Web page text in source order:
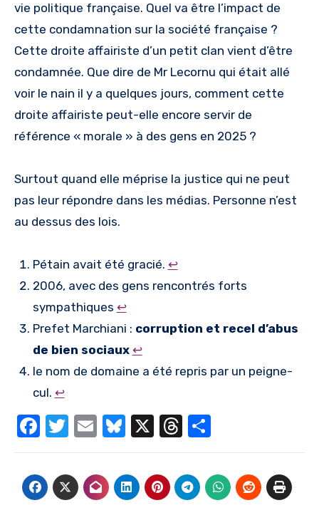
vie politique française. Quel va être l’impact de
cette condamnation sur la société française ?
Cette droite affairiste d’un petit clan vient d’être
condamnée. Que dire de Mr Lecornu qui était allé
voir le nain il y a quelques jours, comment cette
droite affairiste peut-elle encore servir de
référence « morale » à des gens en 2025 ?
Surtout quand elle méprise la justice qui ne peut
pas leur répondre dans les médias. Personne n’est
au dessus des lois.
Pétain avait été gracié. ↩︎
2006, avec des gens rencontrés forts
sympathiques ↩︎
Prefet Marchiani : corruption et recel d’abus
de bien sociaux ↩︎
le nom de domaine a été repris par un peigne-
cul. ↩︎
Facebook
Twitter
EmailBluesky
X Threads